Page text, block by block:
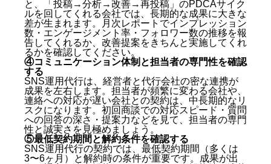
と、「投稿→分析→改善→再投稿」のPDCAサイク
ルを回してくれる会社では、長期的な成果に大きな
差が生まれます。月次レポートでインプレッション
数・エンゲージメント率・フォロワー数の推移を報
告してくれるか、改善提案をきちんと実施してくれ
るかを確認してください。
④コミュニケーション体制と担当者の専門性を確認
する
SNS運用代行は、経営者と代行会社の密な連携が
成果を左右します。担当者が頻繁に変わる会社や、
連絡への対応が遅い会社との契約は、中長期的なリ
スクになります。初回商談での対応スピード・質問
への回答の深さ・提案力などを見て、担当者の専門
性と誠実さを見極めましょう。
⑤最低契約期間と解約条件を確認する
SNS運用代行の契約では、最低契約期間（多くは
3〜6ヶ月）と解約時の条件が重要です。成果が出
7. 株式会社クロスメディア（埼玉全域対応）
さいたまでSNS運用代行会社を選ぶ際の重要ポイント
①実績と業種との親和性を確認する
②企画・撮影・編集の内製化率を確認する
③月次レポートとPDCAサイクルの有無を確認する
④コミュニケーション体制と担当者の専門性を確認
する
⑤最低契約期間と解約条件を確認する
さいたまのSNS運用代行費用相場
月額費用の目安
SNS運用代行を依頼する前に準備しておくべきこと